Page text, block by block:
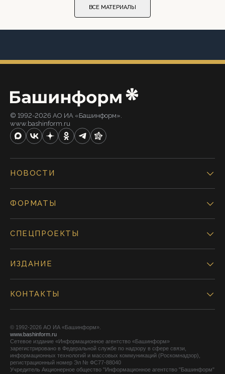
ВСЕ МАТЕРИАЛЫ
© 1992-2026 АО ИА «Башинформ».
www.bashinform.ru
НОВОСТИ
ФОРМАТЫ
СПЕЦПРОЕКТЫ
ИЗДАНИЕ
КОНТАКТЫ
© 1992-2026 АО ИА «Башинформ».
www.bashinform.ru
Сетевое издание «Информационное агентство «Башинформ»
зарегистрировано в Федеральной службе по надзору в сфере связи,
информационных технологий и массовых коммуникаций (Роскомнадзор),
регистрационный номер Эл № ФС77-88040
Учредитель Акционерное общество "Информационное агентство "Башинформ"